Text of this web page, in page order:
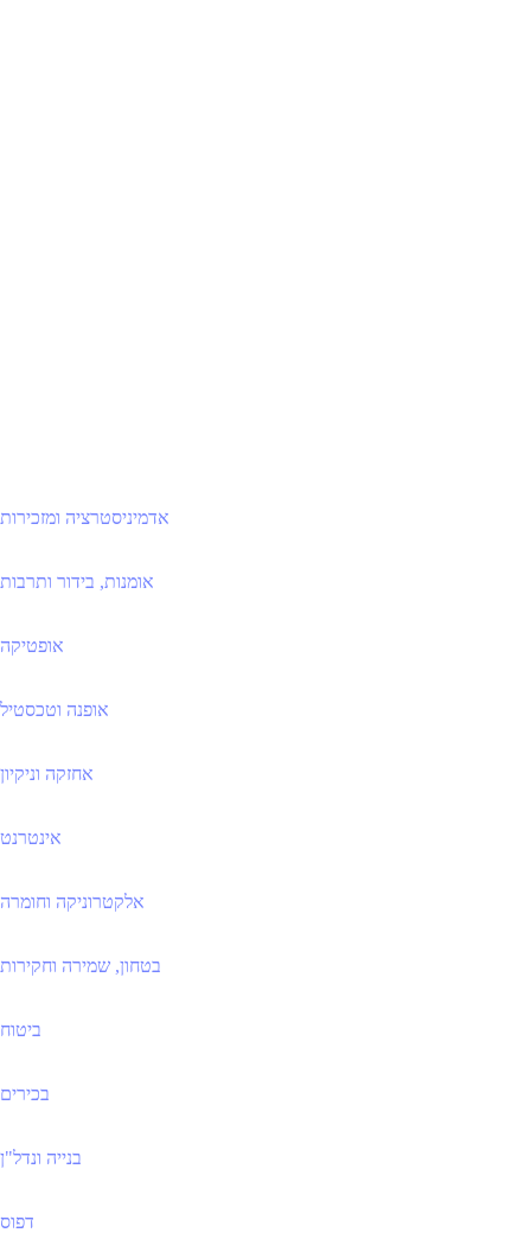
אדמיניסטרציה ומזכירות
אומנות, בידור ותרבות
אופטיקה
אופנה וטכסטיל
אחזקה וניקיון
אינטרנט
אלקטרוניקה וחומרה
בטחון, שמירה וחקירות
ביטוח
בכירים
בנייה ונדל"ן
דפוס